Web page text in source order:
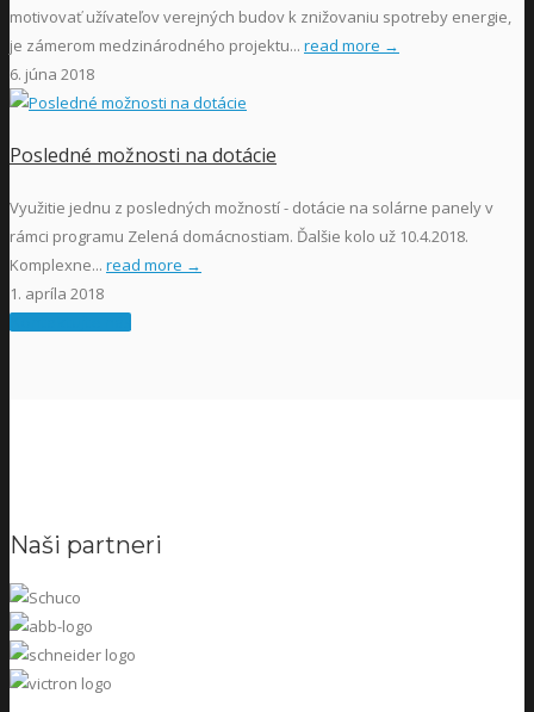
motivovať užívateľov verejných budov k znižovaniu spotreby energie,
je zámerom medzinárodného projektu... read more →
6. júna 2018
Posledné možnosti na dotácie
Využitie jednu z posledných možností - dotácie na solárne panely v
rámci programu Zelená domácnostiam. Ďalšie kolo už 10.4.2018.
Komplexne... read more →
1. apríla 2018
Naši partneri